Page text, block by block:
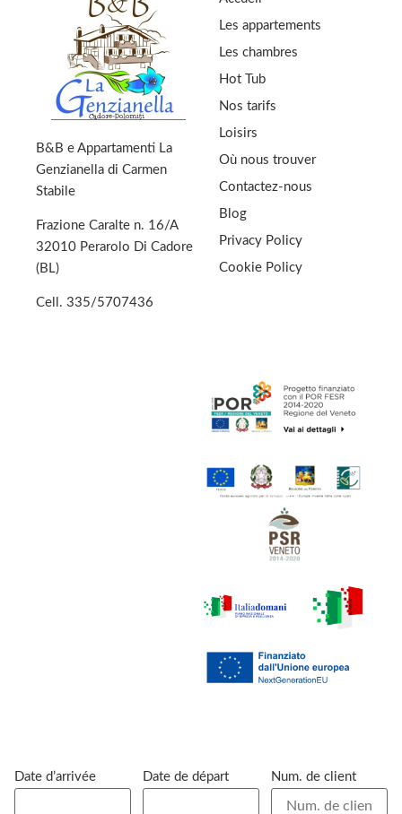
B&B e Appartamenti La
Genzianella di Carmen
Stabile
Frazione Caralte n. 16/A
32010 Perarolo Di Cadore
(BL)
Cell. 335/5707436
Les appartements
Les chambres
Hot Tub
Nos tarifs
Loisirs
Où nous trouver
Contactez-nous
Blog
Privacy Policy
Cookie Policy
© B&B e Appartamenti La Genzianella di Carmen Stabile - P.IVA
Date d’arrivée Date de départ Num. de client